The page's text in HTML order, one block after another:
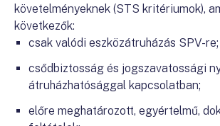
követelményeknek (STS kritériumok),
következők:
csak valódi eszközátruházás SPV-re;
csődbiztosság és jogszavatossági
átruházhatósággal kapcsolatban;
előre meghatározott, egyértelmű,